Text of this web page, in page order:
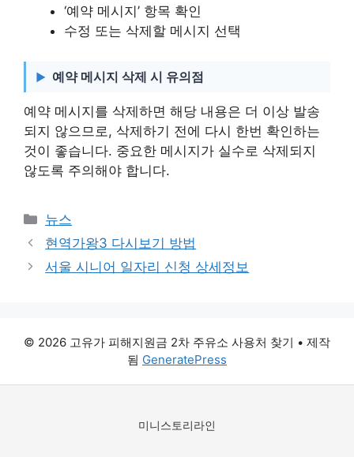
‘예약 메시지’ 항목 확인
수정 또는 삭제할 메시지 선택
예약 메시지 삭제 시 유의점
예약 메시지를 삭제하면 해당 내용은 더 이상 발송
되지 않으므로, 삭제하기 전에 다시 한번 확인하는
것이 좋습니다. 중요한 메시지가 실수로 삭제되지
않도록 주의해야 합니다.
카
테
리
뉴스
현역가왕3 다시보기 방법
서울 시니어 일자리 신청 상세정보
© 2026 고유가 피해지원금 2차 주유소 사용처 찾기 • 제작
됨 GeneratePress
미니스토리라인